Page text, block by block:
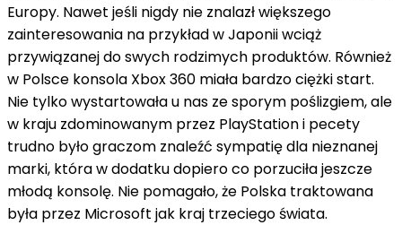
Europy. Nawet jeśli nigdy nie znalazł większego
zainteresowania na przykład w Japonii wciąż
przywiązanej do swych rodzimych produktów. Również
w Polsce konsola Xbox 360 miała bardzo ciężki start.
Nie tylko wystartowała u nas ze sporym poślizgiem, ale
w kraju zdominowanym przez PlayStation i pecety
trudno było graczom znaleźć sympatię dla nieznanej
marki, która w dodatku dopiero co porzuciła jeszcze
młodą konsolę. Nie pomagało, że Polska traktowana
była przez Microsoft jak kraj trzeciego świata.